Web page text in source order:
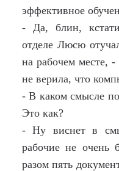
эффективное
- Да, блин,
отделе Люсю
на рабочем месте,
не верила, что
- В каком смысле
Это как?
- Ну виснет в
рабочие не очень
разом пять